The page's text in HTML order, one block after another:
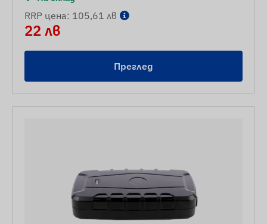
RRP цена: 105,61 лв
22 лв
Преглед